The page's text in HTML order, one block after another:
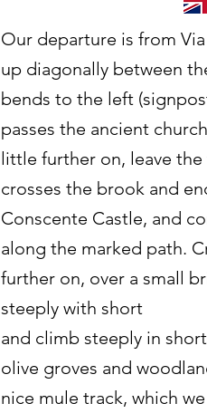
Our departure is from
up diagonally between
bends to the left
passes the ancient
little further on, leave
crosses the brook and
Conscente Castle, and
along the marked path.
further on, over a small
steeply with short
and climb steeply in
olive groves and
nice mule track, which